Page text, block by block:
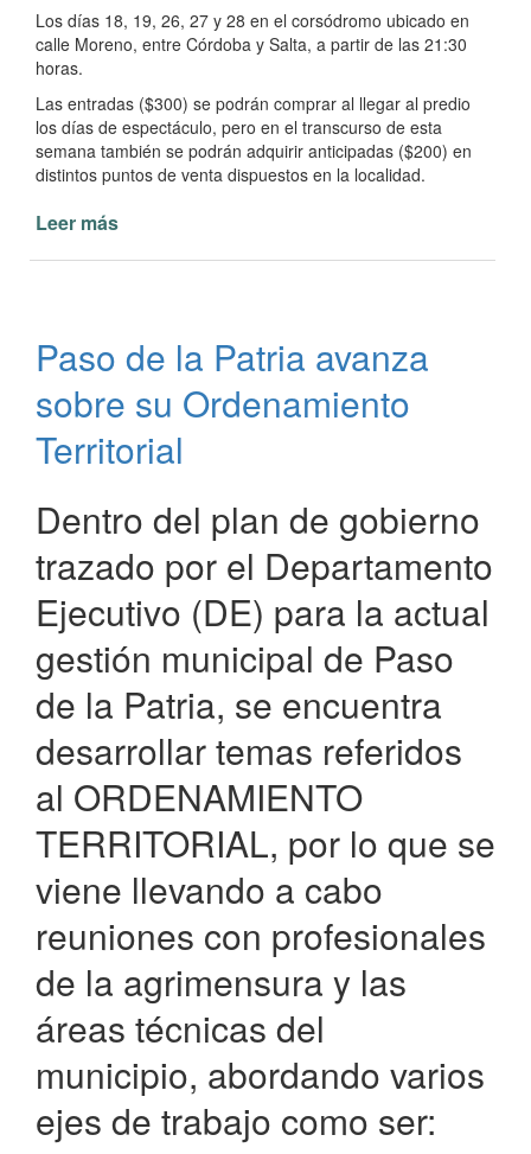
Los días 18, 19, 26, 27 y 28 en el corsódromo ubicado en
calle Moreno, entre Córdoba y Salta, a partir de las 21:30
horas.
Las entradas ($300) se podrán comprar al llegar al predio
los días de espectáculo, pero en el transcurso de esta
semana también se podrán adquirir anticipadas ($200) en
distintos puntos de venta dispuestos en la localidad.
Leer más
de
los
carnavales
Paso
la
Patria
Paso de la Patria avanza
sobre su Ordenamiento
Territorial
Dentro del plan de gobierno
trazado por el Departamento
Ejecutivo (DE) para la actual
gestión municipal de Paso
de la Patria, se encuentra
desarrollar temas referidos
al ORDENAMIENTO
TERRITORIAL, por lo que se
viene llevando a cabo
reuniones con profesionales
de la agrimensura y las
áreas técnicas del
municipio, abordando varios
ejes de trabajo como ser: